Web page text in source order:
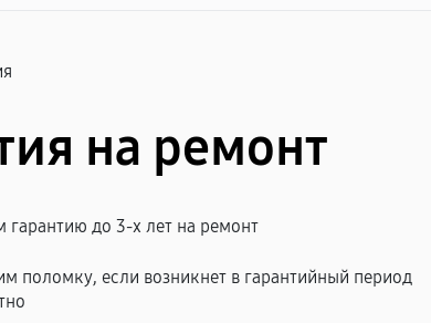
на ремонт
гарантию до 3-х лет на ремонт
поломку, если возникнет в гарантийный период